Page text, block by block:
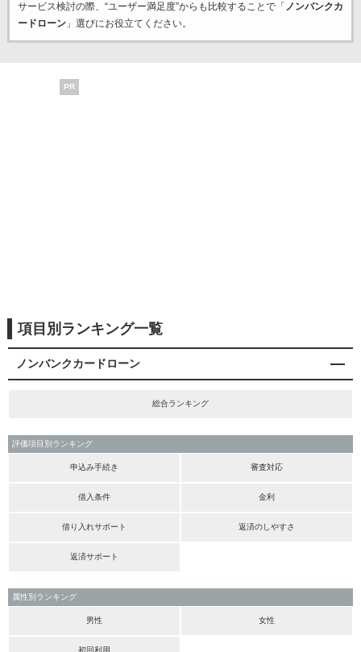
サービス検討の際、“ユーザー満足度”からも比較することで「 ノンバンクカ
ードローン」選びにお役立てください。
PR
項目別ランキング一覧
ノンバンクカードローン
総合ランキング
評価項目別ランキング
申込み手続き 審査対応
借入条件 金利
借り入れサポート 返済のしやすさ
返済サポート
属性別ランキング
男性 女性
初回利用